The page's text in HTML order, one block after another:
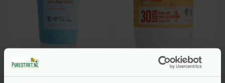
Aftersun Lotion –
Zonnebrand Lotion